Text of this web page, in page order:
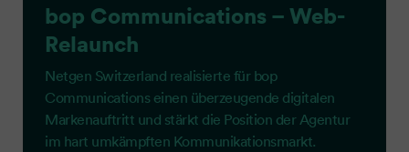
bop Communications – Web-
Relaunch
Netgen Switzerland realisierte für bop
Communications einen überzeugende digitalen
Markenauftritt und stärkt die Position der Agentur
im hart umkämpften Kommunikationsmarkt.